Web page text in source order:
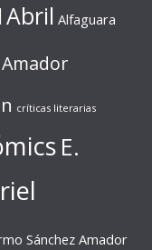
Abril Alfaguara
críticas literarias
E.
Sánchez Amador